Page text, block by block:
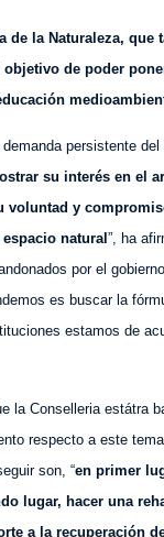
de la Naturaleza,
de poder
persistente del
su interés en el
y
natural ”, ha
por el
es buscar la
estamos de
la Conselleria estátra
respecto a este
son, “en primer
lugar, hacer una
a la recuperación